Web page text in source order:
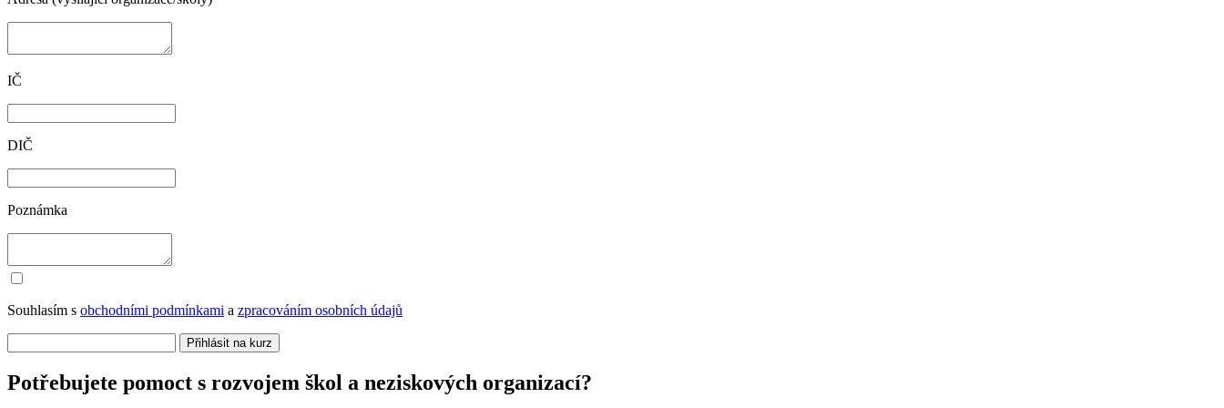
IČ
DIČ
Poznámka
Souhlasím s obchodními podmínkami a zpracováním osobních údajů
Potřebujete pomoct s rozvojem škol a neziskových organizací?